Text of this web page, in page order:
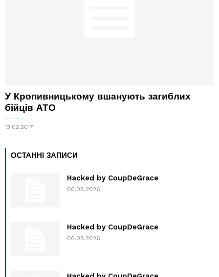
У Кропивницькому вшанують загиблих
бійців АТО
13.02.2017
ОСТАННІ ЗАПИСИ
Hacked by CoupDeGrace
06.08.2026
Hacked by CoupDeGrace
06.08.2026